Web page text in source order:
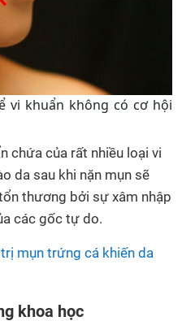
vi khuẩn không có cơ hội
chứa của rất nhiều loại vi
da sau khi nặn mụn sẽ
thương bởi sự xâm nhập
các gốc tự do.
mụn trứng cá khiến da
khoa học